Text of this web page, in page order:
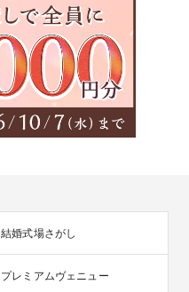
結婚式場さがし
プレミアムヴェニュー